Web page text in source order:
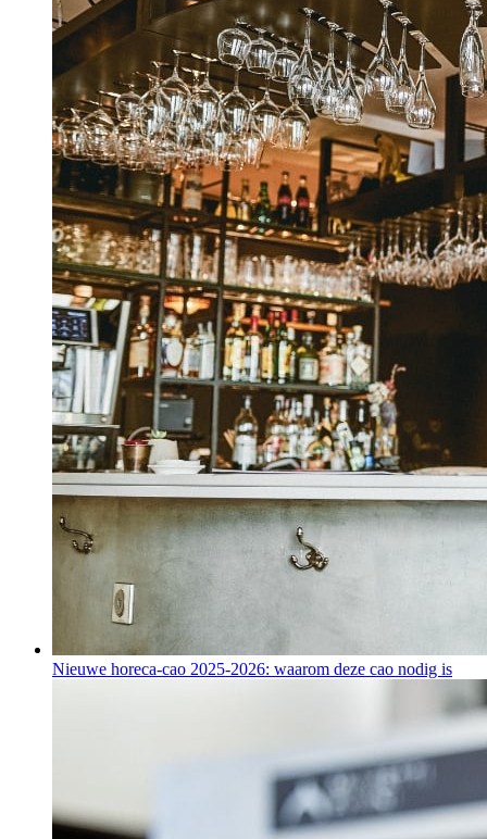
Nieuwe horeca-cao 2025-2026: waarom deze cao nodig is